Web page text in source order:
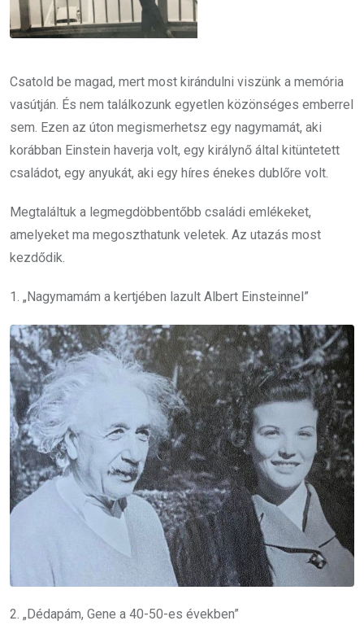
Csatold be magad, mert most kirándulni viszünk a memória
vasútján. És nem találkozunk egyetlen közönséges emberrel
sem. Ezen az úton megismerhetsz egy nagymamát, aki
korábban Einstein haverja volt, egy királynő által kitüntetett
családot, egy anyukát, aki egy híres énekes dublőre volt.
Megtaláltuk a legmegdöbbentőbb családi emlékeket,
amelyeket ma megoszthatunk veletek. Az utazás most
kezdődik.
1. „Nagymamám a kertjében lazult Albert Einsteinnel”
2. „Dédapám, Gene a 40-50-es években”